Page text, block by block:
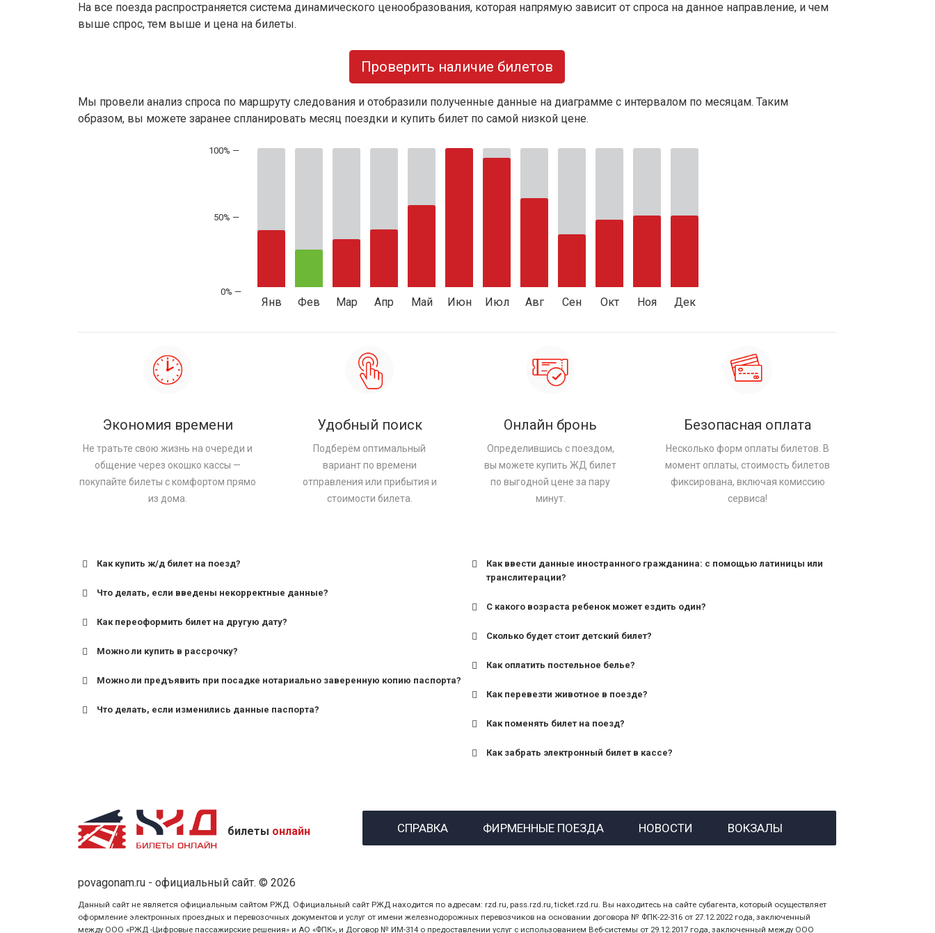
На все поезда распространяется система динамического ценообразования, которая напрямую зависит от спроса на данное направление, и чем
выше спрос, тем выше и цена на билеты.
Проверить наличие билетов
Мы провели анализ спроса по маршруту следования и отобразили полученные данные на диаграмме с интервалом по месяцам. Таким
образом, вы можете заранее спланировать месяц поездки и купить билет по самой низкой цене.
50% —
Янв Фев Мар Апр Май Июн Июл Авг Сен Окт Ноя Дек
Экономия времени
Не тратьте свою жизнь на очереди и
общение через окошко кассы —
покупайте билеты с комфортом прямо
из дома.
Удобный поиск
Подберём оптимальный
вариант по времени
отправления или прибытия и
стоимости билета.
Онлайн бронь
Определившись с поездом,
вы можете купить ЖД билет
по выгодной цене за пару
минут.
Безопасная оплата
Несколько форм оплаты билетов. В
момент оплаты, стоимость билетов
фиксирована, включая комиссию
сервиса!
Как купить ж/д билет на поезд?
Что делать, если введены некорректные данные?
Как переоформить билет на другую дату?
Можно ли купить в рассрочку?
Можно ли предъявить при посадке нотариально заверенную копию паспорта?
Что делать, если изменились данные паспорта?
Как ввести данные иностранного гражданина: с помощью латиницы или
транслитерации?
С какого возраста ребенок может ездить один?
для поездов дальнего следования — от 10 лет и старше;
Сколько будет стоит детский билет?
Как оплатить постельное белье?
Как перевезти животное в поезде?
Как поменять билет на поезд?
Как забрать электронный билет в кассе?
назвав кассиру 14-значный номер заказа;
билеты онлайн СПРАВКА ФИРМЕННЫЕ ПОЕЗДА НОВОСТИ ВОКЗАЛЫ
povagonam.ru - официальный сайт. © 2026
Данный сайт не является официальным сайтом РЖД. Официальный сайт РЖД находится по адресам: rzd.ru, pass.rzd.ru, ticket.rzd.ru. Вы находитесь на сайте субагента, который осуществляет
оформление электронных проездных и перевозочных документов и услуг от имени железнодорожных перевозчиков на основании договора № ФПК-22-316 от 27.12.2022 года, заключенный
между ООО «РЖД -Цифровые пассажирские решения» и АО «ФПК», и Договор № ИМ-314 о предоставлении услуг с использованием Веб-системы от 29.12.2017 года, заключенный между ООО